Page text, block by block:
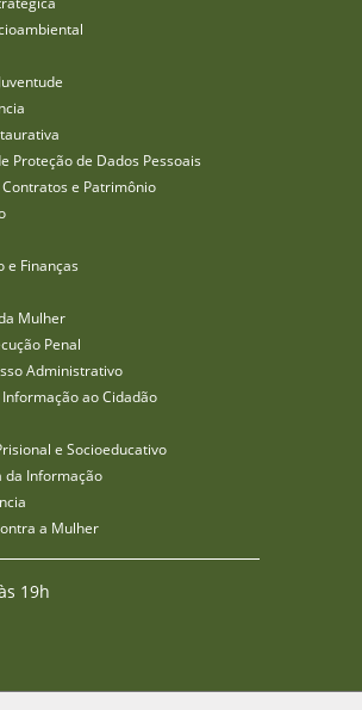
Proteção de Dados Pessoais
Contratos e Patrimônio
e Finanças
Mulher
Penal
Administrativo
ao Cidadão
e Socioeducativo
da Informação
a Mulher
19h